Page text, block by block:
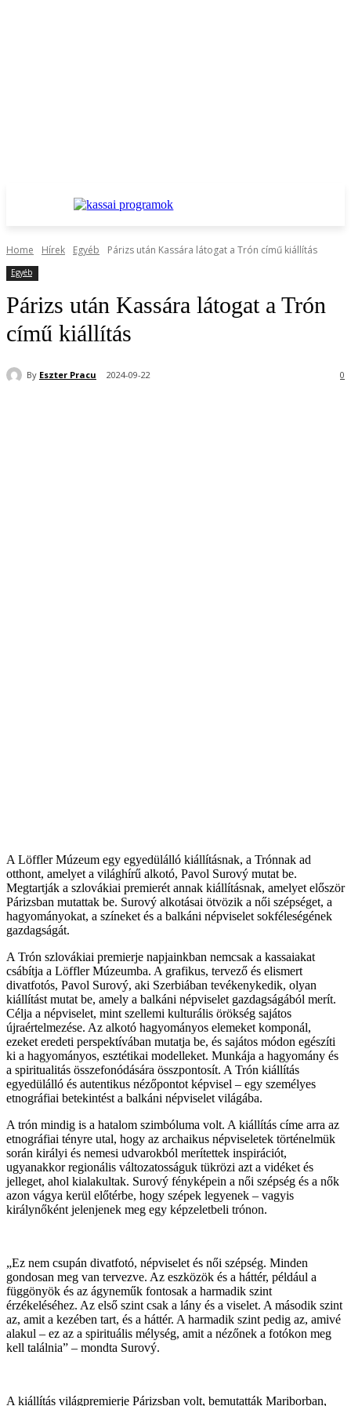
Home Hírek Egyéb Párizs után Kassára látogat a Trón című kiállítás
Egyéb
Párizs után Kassára látogat a Trón
című kiállítás
By Eszter Pracu 2024-09-22 0
A Löffler Múzeum egy egyedülálló kiállításnak, a Trónnak ad
otthont, amelyet a világhírű alkotó, Pavol Surový mutat be.
Megtartják a szlovákiai premierét annak kiállításnak, amelyet először
Párizsban mutattak be. Surový alkotásai ötvözik a női szépséget, a
hagyományokat, a színeket és a balkáni népviselet sokféleségének
gazdagságát.
A Trón szlovákiai premierje napjainkban nemcsak a kassaiakat
csábítja a Löffler Múzeumba. A grafikus, tervező és elismert
divatfotós, Pavol Surový, aki Szerbiában tevékenykedik, olyan
kiállítást mutat be, amely a balkáni népviselet gazdagságából merít.
Célja a népviselet, mint szellemi kulturális örökség sajátos
újraértelmezése. Az alkotó hagyományos elemeket komponál,
ezeket eredeti perspektívában mutatja be, és sajátos módon egészíti
ki a hagyományos, esztétikai modelleket. Munkája a hagyomány és
a spiritualitás összefonódására összpontosít. A Trón kiállítás
egyedülálló és autentikus nézőpontot képvisel – egy személyes
etnográfiai betekintést a balkáni népviselet világába.
A trón mindig is a hatalom szimbóluma volt. A kiállítás címe arra az
etnográfiai tényre utal, hogy az archaikus népviseletek történelmük
során királyi és nemesi udvarokból merítettek inspirációt,
ugyanakkor regionális változatosságuk tükrözi azt a vidéket és
jelleget, ahol kialakultak. Surový fényképein a női szépség és a nők
azon vágya kerül előtérbe, hogy szépek legyenek – vagyis
királynőként jelenjenek meg egy képzeletbeli trónon.
„Ez nem csupán divatfotó, népviselet és női szépség. Minden
gondosan meg van tervezve. Az eszközök és a háttér, például a
függönyök és az ágyneműk fontosak a harmadik szint
érzékeléséhez. Az első szint csak a lány és a viselet. A második szint
az, amit a kezében tart, és a háttér. A harmadik szint pedig az, amivé
alakul – ez az a spirituális mélység, amit a nézőnek a fotókon meg
kell találnia” – mondta Surový.
A kiállítás világpremierje Párizsban volt, bemutatták Mariborban,